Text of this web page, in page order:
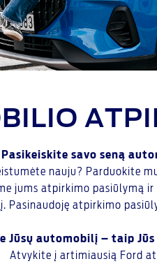
Pasikeiskite savo seną
nauju? Parduokite
jums atpirkimo pasiūlymą
Pasinaudoję atpirkimo
Jūsų automobilį – taip
Atvykite į artimiausią Ford